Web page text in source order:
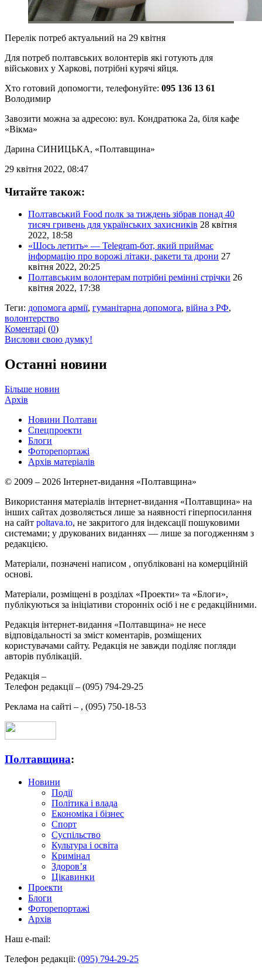
Перелік потреб актуальний на 29 квітня
Для потреб полтавських волонтерів які готують для
військових у Харкові, потрібні курячі яйця.
Хто готовий допомогти, телефонуйте: 095 136 13 61
Володимир
Завозити можна за адресою: вул. Кондратюка 2а, біля кафе
«Вікма»
Дарина СИНИЦЬКА, «Полтавщина»
29 квітня 2022, 08:47
Читайте також:
Полтавський Food полк за тиждень зібрав понад 40
тисяч гривень для українських захисників 28 квітня
2022, 18:58
«Шось летить» — Telegram-бот, який приймає
інформацію про ворожі літаки, ракети та дрони 27
квітня 2022, 20:25
Полтавським волонтерам потрібні ремінні стрічки 26
квітня 2022, 17:38
Теги: допомога армії, гуманітарна допомога, війна з РФ,
волонтерство
Коментарі (0)
Вислови свою думку!
Останні новини
Більше новин
Архів
Новини Полтави
Спецпроекти
Блоги
Фоторепортажі
Архів матеріалів
© 2009 – 2026 Інтернет-видання «Полтавщина»
Використання матеріалів інтернет-видання «Полтавщина» на
інших сайтах дозволяється лише за наявності гіперпосилання
на сайт poltava.to, не закритого для індексації пошуковими
системами; у друкованих виданнях — лише за погодженням з
редакцією.
Матеріали, позначені написом , опубліковані на комерційній
основі.
Матеріали, розміщені в розділах «Проекти» та «Блоги»,
публікуються за ініціативи сторонніх осіб і не є редакційними.
Редакція інтернет-видання «Полтавщина» не несе
відповідальності за зміст коментарів, розміщених
користувачами сайту. Редакція не завжди поділяє погляди
авторів публікацій.
Редакція –
Телефон редакції – (095) 794-29-25
Реклама на сайті – , (095) 750-18-53
Полтавщина:
Новини
Події
Політика і влада
Економіка і бізнес
Спорт
Суспільство
Культура і освіта
Кримінал
Здоров’я
Цікавинки
Проекти
Блоги
Фоторепортажі
Архів
Наш e-mail:
Телефон редакції: (095) 794-29-25